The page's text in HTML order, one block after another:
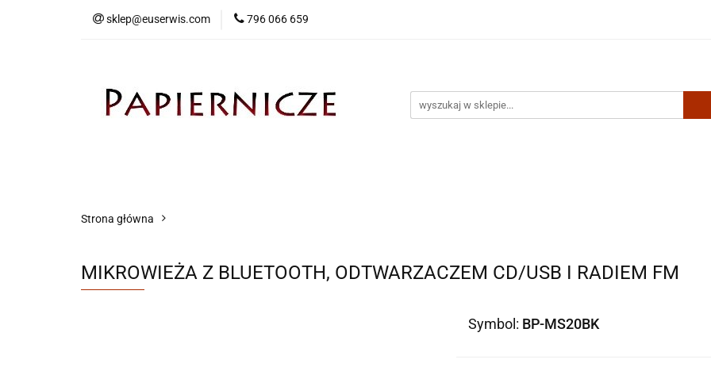
sklep@euserwis.com 796 066 659
Strona główna
MIKROWIEŻA Z BLUETOOTH, ODTWARZACZEM CD/USB I RADIEM FM
Symbol: BP-MS20BK